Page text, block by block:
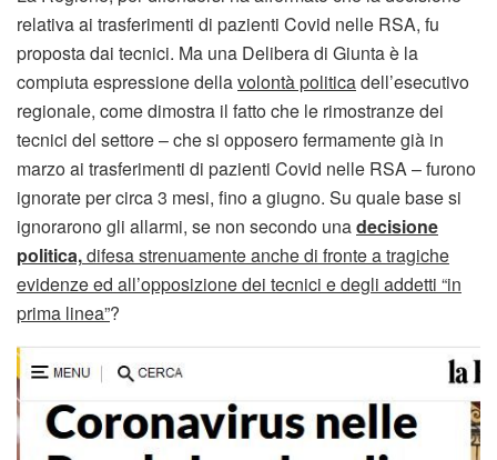
relativa ai trasferimenti di pazienti Covid nelle RSA, fu
proposta dai tecnici. Ma una Delibera di Giunta è la
compiuta espressione dellavolontà politicadell’esecutivo
regionale, come dimostra il fatto che le rimostranze dei
tecnici del settore – che si opposero fermamente già in
marzo ai trasferimenti di pazienti Covid nelle RSA – furono
ignorate per circa 3 mesi, fino a giugno. Su quale base si
ignorarono gli allarmi, se non secondo unadecisione
politica,difesa strenuamente anche di fronte a tragiche
evidenze ed all’opposizione dei tecnici e degli addetti “in
prima linea”?